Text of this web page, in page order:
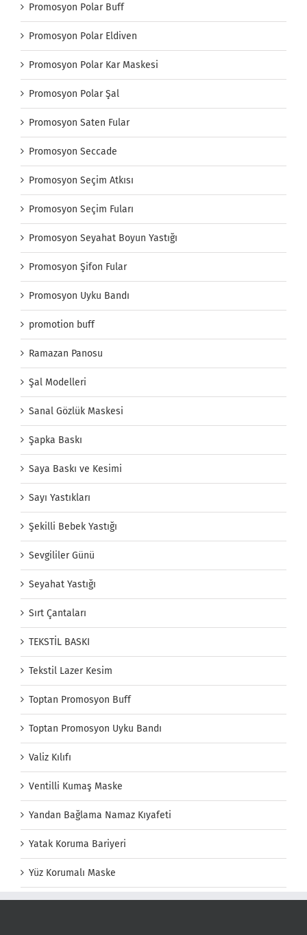
Promosyon Polar Buff
Promosyon Polar Eldiven
Promosyon Polar Kar Maskesi
Promosyon Polar Şal
Promosyon Saten Fular
Promosyon Seccade
Promosyon Seçim Atkısı
Promosyon Seçim Fuları
Promosyon Seyahat Boyun Yastığı
Promosyon Şifon Fular
Promosyon Uyku Bandı
promotion buff
Ramazan Panosu
Şal Modelleri
Sanal Gözlük Maskesi
Şapka Baskı
Saya Baskı ve Kesimi
Sayı Yastıkları
Şekilli Bebek Yastığı
Sevgililer Günü
Seyahat Yastığı
Sırt Çantaları
TEKSTİL BASKI
Tekstil Lazer Kesim
Toptan Promosyon Buff
Toptan Promosyon Uyku Bandı
Valiz Kılıfı
Ventilli Kumaş Maske
Yandan Bağlama Namaz Kıyafeti
Yatak Koruma Bariyeri
Yüz Korumalı Maske